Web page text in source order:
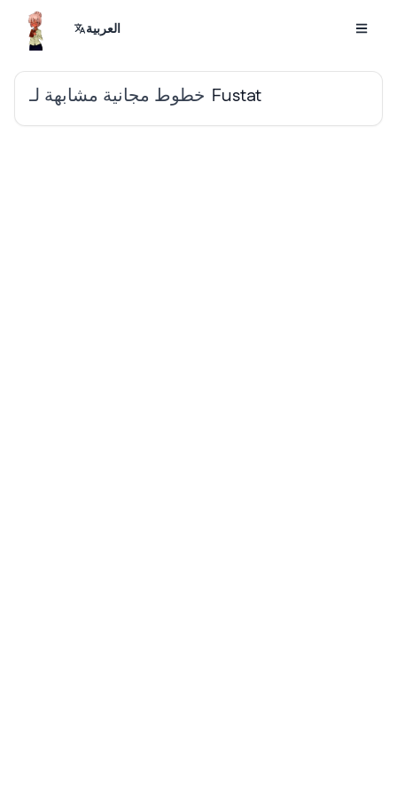
العربية
خطوط مجانية مشابهة لـ Fustat